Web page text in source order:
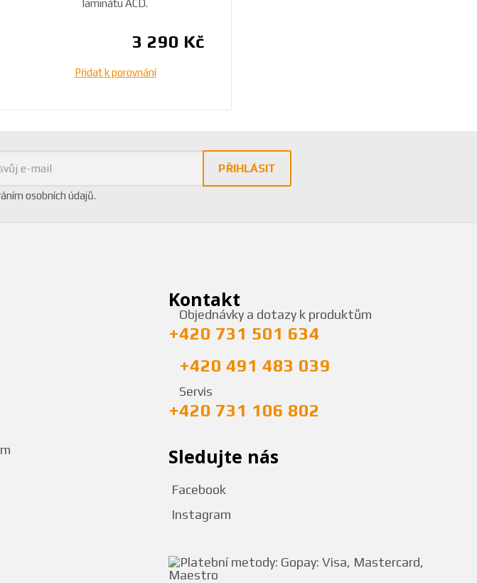
laminátu ACD.
3 290 Kč
Přidat k porovnání
PŘIHLÁSIT
osobních údajů.
Kontakt
Objednávky a dotazy k produktům
+420 731 501 634
+420 491 483 039
Servis
+420 731 106 802
Sledujte nás
Facebook
Instagram